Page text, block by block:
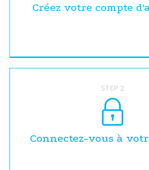
Créez votre compte
STEP 2
Connectez-vous à